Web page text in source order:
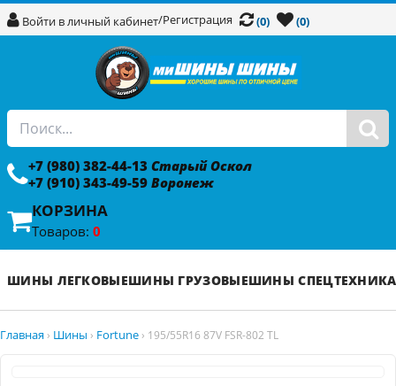
Войти в личный кабинет/Регистрация (0) (0)
+7 (980) 382-44-13 Старый Оскол
+7 (910) 343-49-59 Воронеж
КОРЗИНА
Товаров: 0
ШИНЫ ЛЕГКОВЫЕШИНЫ ГРУЗОВЫЕШИНЫ СПЕЦТЕХНИКА
Главная › Шины › Fortune › 195/55R16 87V FSR-802 TL